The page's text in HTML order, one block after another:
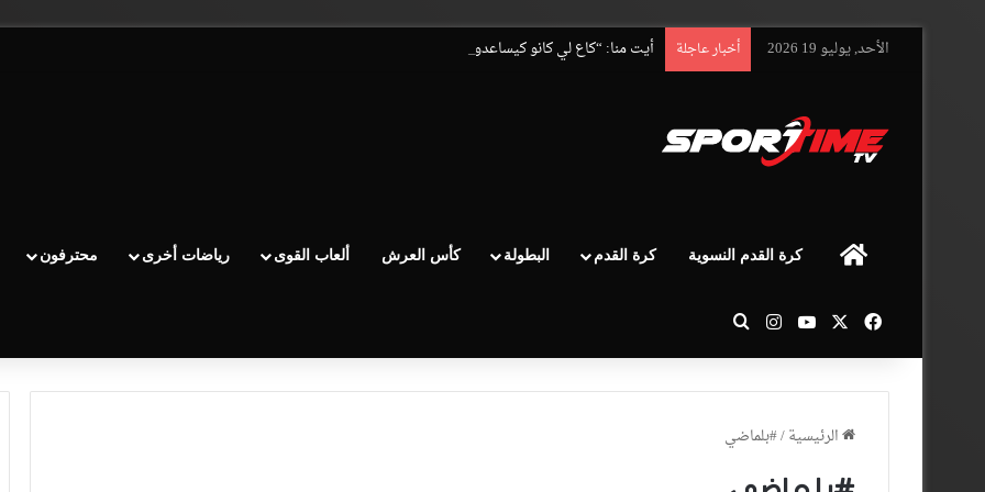
الأحد, يوليو 19 2026 أخبار عاجلة أيت منا: “كاع لي كانو كيساعدو الوداد عيط ليهم قاضي التحقيق.. دابا حتى شي واحد ما بقا باغي يعاون”
الرئيسيةكرة القدم النسوية كرة القدم البطولة كأس العرش ألعاب القوى رياضات أخرى محترفون
فيسبوك ‫YouTube
انستقرامبحث عن
الرئيسية/#بلماضي